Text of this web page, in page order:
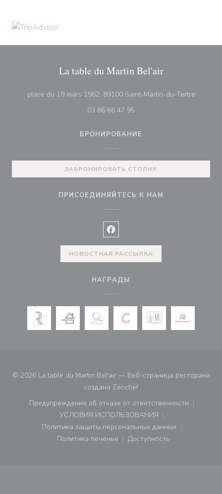
La table du Martin Bel'air
place du 19 mars 1962, 89100 Saint-Martin-du-Tertre
03 86 66 47 95
БРОНИРОВАНИЕ
ЗАБРОНИРОВАТЬ СТОЛИК
ПРИСОЕДИНЯЙТЕСЬ К НАМ
Facebook ((открывается в
НОВОСТНАЯ РАССЫЛКА
НАГРАДЫ
© 2026 La table du Martin Bel'air — Веб-страница ресторана
создана Zenchef((открывается в новом
Предупреждение об отказе от ответственности
((открывается в новом окне))
УСЛОВИЯ ИСПОЛЬЗОВАНИЯ
((открывается в новом окне))
Политика защиты персональных данных
((открывается в новом окне))
Политика печенье
((открывается в новом окне))
Доступность
((открывается в